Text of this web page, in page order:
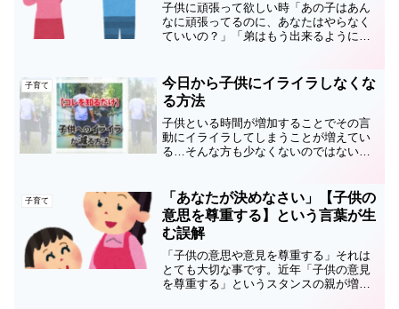
子供に頑張って欲しい時「あの子はあん
なに頑張ってるのに、あなたはやらなく
ていいの？」「弟はもう出来るようにな
たいに出来るようになるとイイね」なん
て言っていませんか？ 【...
子育て
今日から子供にイライラしなくな
る方法
子供といる時間が増加することでその言
動にイライラしてしまうことが増えてい
る…そんな方も少なくないのではないで
る」そんな方法をご紹介させて頂きま
す。知らない間に使っている...
子育て
「あなたが決めなさい」【子供の
意思を尊重する】という言葉が生
む誤解
「子供の意思や意見を尊重する」それは
とても大切な事です。近年「子供の意見
を尊重する」というスタンスの親が増え